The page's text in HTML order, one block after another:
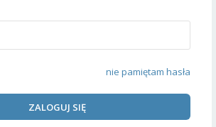
nie pamiętam hasła
ZALOGUJ SIĘ